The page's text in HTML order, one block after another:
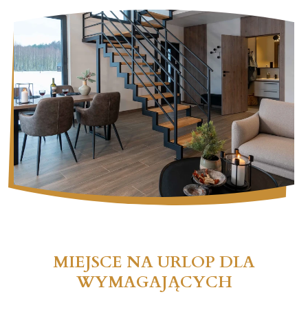
MIEJSCE NA URLOP DLA
WYMAGAJĄCYCH